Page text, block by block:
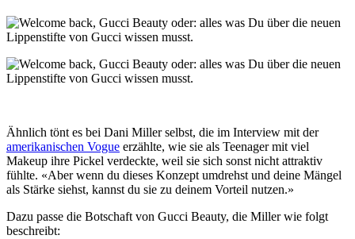
Ähnlich tönt es bei Dani Miller selbst, die im Interview mit der
amerikanischen Vogue erzählte, wie sie als Teenager mit viel
Makeup ihre Pickel verdeckte, weil sie sich sonst nicht attraktiv
fühlte. «Aber wenn du dieses Konzept umdrehst und deine Mängel
als Stärke siehst, kannst du sie zu deinem Vorteil nutzen.»
Dazu passe die Botschaft von Gucci Beauty, die Miller wie folgt
beschreibt: